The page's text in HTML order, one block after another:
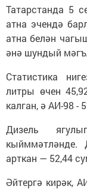
Татарстанда 5
атна эчендә
атна белән
әнә шундый
Статистика
литры өчен
калган, ә АИ-98 -
Дизель
кыйммәтләнде.
арткан — 52,44
Әйтергә кирәк,